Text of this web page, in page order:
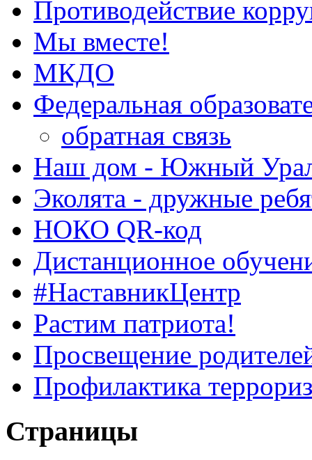
Противодействие
Мы вместе!
МКДО
Федеральная
обратная связь
Наш дом - Южный
Эколята - дружные
НОКО QR-код
Дистанционное
#НаставникЦентр
Растим патриота!
Просвещение
Профилактика
Страницы